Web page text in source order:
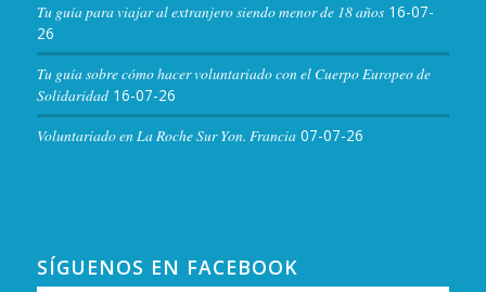
Tu guía para viajar al extranjero siendo menor de 18 años 16-07-
26
Tu guía sobre cómo hacer voluntariado con el Cuerpo Europeo de
Solidaridad 16-07-26
Voluntariado en La Roche Sur Yon. Francia 07-07-26
SÍGUENOS EN FACEBOOK